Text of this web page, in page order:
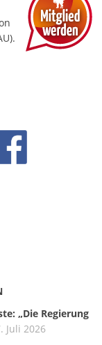
„Die Regierung
Juli 2026